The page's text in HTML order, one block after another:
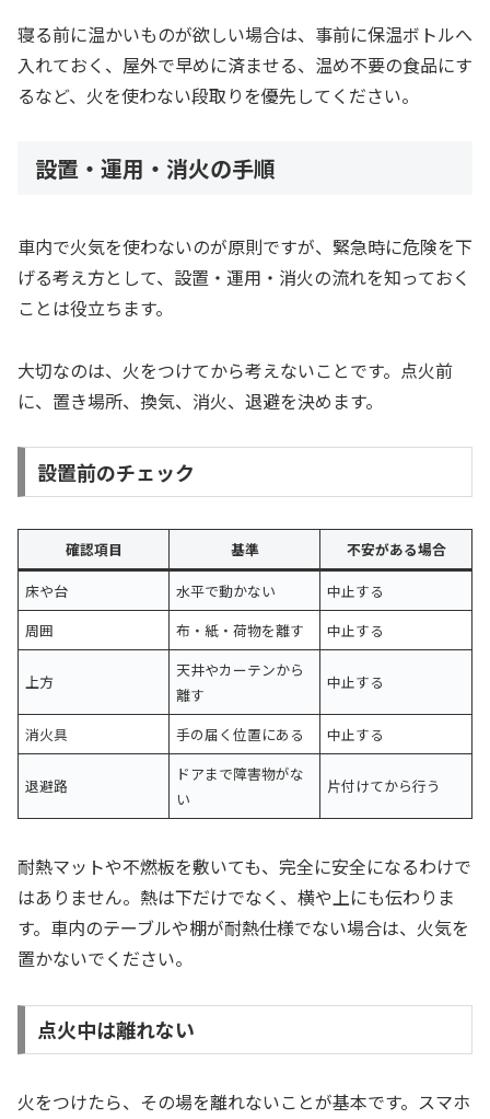
寝る前に温かいものが欲しい場合は、事前に保温ボトルへ
入れておく、屋外で早めに済ませる、温め不要の食品にす
るなど、火を使わない段取りを優先してください。
設置・運用・消火の手順
車内で火気を使わないのが原則ですが、緊急時に危険を下
げる考え方として、設置・運用・消火の流れを知っておく
ことは役立ちます。
大切なのは、火をつけてから考えないことです。点火前
に、置き場所、換気、消火、退避を決めます。
設置前のチェック
確認項目 基準
不安がある場合
床や台
水平で動かない
中止する
周囲
布・紙・荷物を離す 中止する
上方
天井やカーテンから
離す
中止する
消火具 手の届く位置にある 中止する
退避路
ドアまで障害物がな
い
片付けてから行う
耐熱マットや不燃板を敷いても、完全に安全になるわけで
はありません。熱は下だけでなく、横や上にも伝わりま
す。車内のテーブルや棚が耐熱仕様でない場合は、火気を
置かないでください。
点火中は離れない
火をつけたら、その場を離れないことが基本です。スマホ